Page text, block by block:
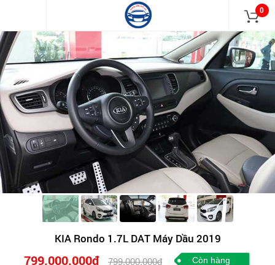
0
KIA Rondo 1.7L DAT Máy Dầu 2019
799.000.000đ 799.000.000đ Còn hàng